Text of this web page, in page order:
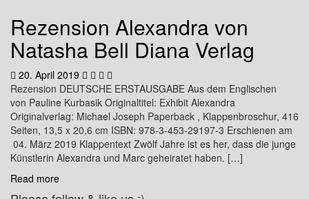
Rezension Alexandra von
Natasha Bell Diana Verlag
20. April 2019
Rezension DEUTSCHE ERSTAUSGABE Aus dem Englischen
von Pauline Kurbasik Originaltitel: Exhibit Alexandra
Originalverlag: Michael Joseph Paperback , Klappenbroschur, 416
Seiten, 13,5 x 20,6 cm ISBN: 978-3-453-29197-3 Erschienen am
04. März 2019 Klappentext Zwölf Jahre ist es her, dass die junge
Künstlerin Alexandra und Marc geheiratet haben. […]
Read more